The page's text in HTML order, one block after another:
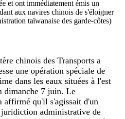
et ont immédiatement émis un
aux navires chinois de s'éloigner
taïwanaise des garde-côtes)
chinois des Transports a
une opération spéciale de
dans les eaux situées à l'est
dimanche 7 juin. Le
affirmé qu'il s'agissait d'un
administrative de